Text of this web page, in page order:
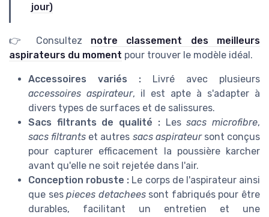
jour)
👉 Consultez notre classement des meilleurs
aspirateurs du moment pour trouver le modèle idéal.
Accessoires variés : Livré avec plusieurs
accessoires aspirateur, il est apte à s'adapter à
divers types de surfaces et de salissures.
Sacs filtrants de qualité :Lessacs microfibre,
sacs filtrants et autres sacs aspirateursont conçus
pour capturer efficacement la poussière karcher
avant qu'elle ne soit rejetée dans l'air.
Conception robuste : Le corps de l'aspirateur ainsi
que sespieces detacheessont fabriqués pour être
durables, facilitant un entretien et une